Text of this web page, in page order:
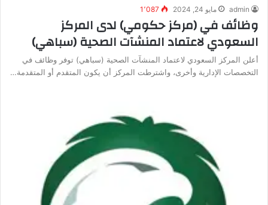
admin مايو 24, 2024 1٬087
وظائف في (مركز حكومي) لدى المركز
السعودي لاعتماد المنشآت الصحية (سباهي)
أعلن المركز السعودي لاعتماد المنشآت الصحية (سباهي) توفر وظائف في
التخصصات الإدارية وأخرى، واشترطت المركز أن يكون المتقدم أو المتقدمة…